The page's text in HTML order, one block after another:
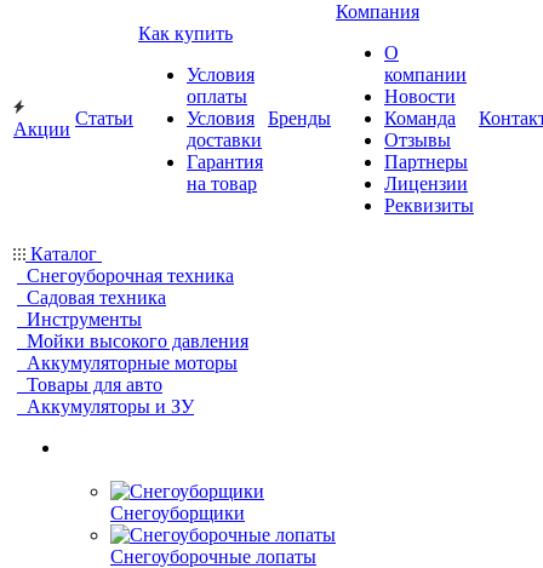
Акции
Статьи
Как купить
Условия
оплаты
Условия
доставки
Гарантия
на товар
Бренды
Компания
О
компании
Новости
Команда
Отзывы
Партнеры
Лицензии
Реквизиты
Каталог
Снегоуборочная техника
Садовая техника
Инструменты
Мойки высокого давления
Аккумуляторные моторы
Товары для авто
Аккумуляторы и ЗУ
Снегоуборщики
Снегоуборочные лопаты